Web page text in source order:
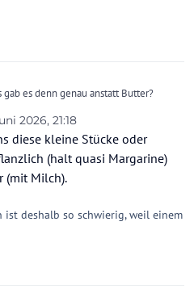
gab es denn genau anstatt Butter?
2026, 21:18
diese kleine Stücke oder
(halt quasi Margarine)
(mit Milch).
ist deshalb so schwierig, weil einem